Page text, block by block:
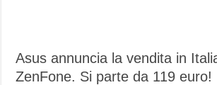
Asus annuncia la vendita in
ZenFone. Si parte da 119 euro!